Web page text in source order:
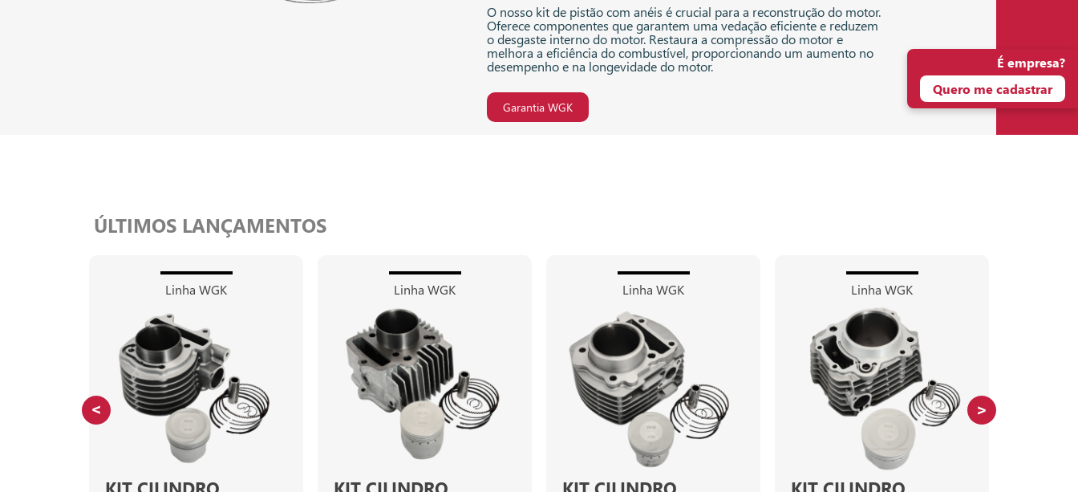
O nosso kit de pistão com anéis é crucial para a reconstrução do motor.
Oferece componentes que garantem uma vedação eficiente e reduzem
o desgaste interno do motor. Restaura a compressão do motor e
melhora a eficiência do combustível, proporcionando um aumento no
desempenho e na longevidade do motor.
Garantia WGK
ÚLTIMOS LANÇAMENTOS
Linha WGK Linha WGK Linha WGK Linha WGK
É empresa?
Quero me cadastrar